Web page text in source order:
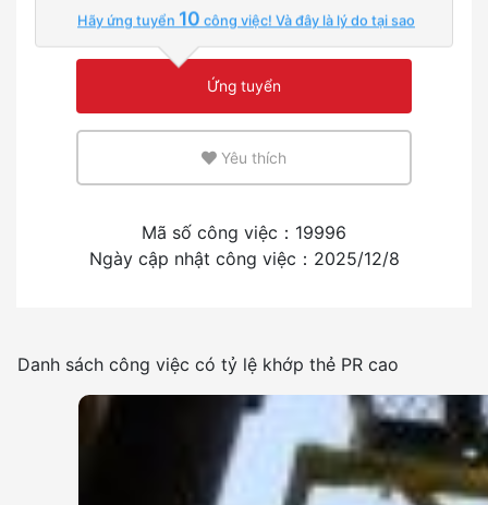
Môi trường sử dụng tiếng anh hoặc tiếng mẹ đẻ
Kinh nghiệm tuyển dụng người nước ngoài
Tần suất sử dụng tiếng nhật
Cấm hút thuốc lá trong phòng
Hãy ứng tuyển 10 công việc! Và đây là lý do tại sao
Ứng tuyển
Yêu thích
Mã số công việc：19996
Ngày cập nhật công việc：2025/12/8
Danh sách công việc có tỷ lệ khớp thẻ PR cao